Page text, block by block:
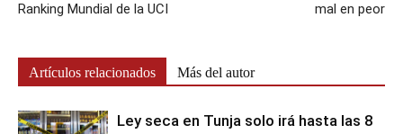
Ranking Mundial de la UCI
mal en peor
Artículos relacionados Más del autor
Ley seca en Tunja solo irá hasta las 8